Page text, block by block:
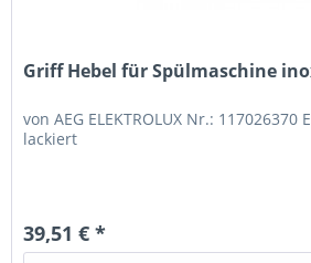
Griff Hebel für Spülmaschine
von AEG ELEKTROLUX Nr.:
lackiert
39,51 € *